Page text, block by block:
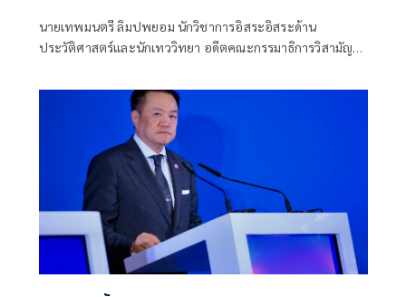
นายเทพมนตรี ลิมปพยอม นักวิชาการอิสระอิสระด้าน
ประวัติศาสตร์และนักเทววิทยา อดีตคณะกรรมาธิการวิสามัญ
แทนราษฎร โพสต์เฟซบุ๊ก ว่า เขมรสติแตก